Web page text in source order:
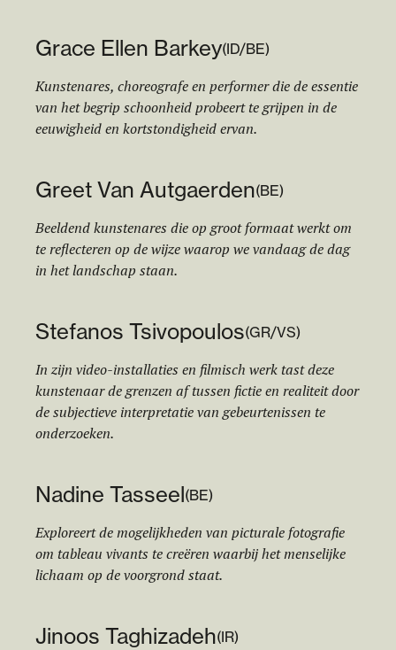
Grace Ellen Barkey(ID/BE)
Kunstenares, choreografe en performer die de essentie
van het begrip schoonheid probeert te grijpen in de
eeuwigheid en kortstondigheid ervan.
Greet Van Autgaerden(BE)
Beeldend kunstenares die op groot formaat werkt om
te reflecteren op de wijze waarop we vandaag de dag
in het landschap staan.
Stefanos Tsivopoulos(GR/VS)
In zijn video-installaties en filmisch werk tast deze
kunstenaar de grenzen af tussen fictie en realiteit door
de subjectieve interpretatie van gebeurtenissen te
onderzoeken.
Nadine Tasseel(BE)
Exploreert de mogelijkheden van picturale fotografie
om tableau vivants te creëren waarbij het menselijke
lichaam op de voorgrond staat.
Jinoos Taghizadeh(IR)